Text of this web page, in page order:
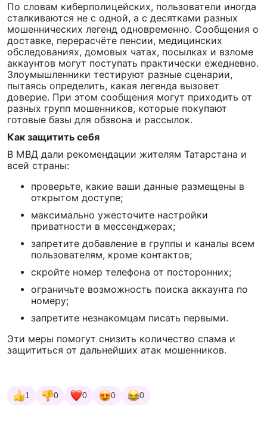
По словам киберполицейских, пользователи иногда
сталкиваются не с одной, а с десятками разных
мошеннических легенд одновременно. Сообщения о
доставке, перерасчёте пенсии, медицинских
обследованиях, домовых чатах, посылках и взломе
аккаунтов могут поступать практически ежедневно.
Злоумышленники тестируют разные сценарии,
пытаясь определить, какая легенда вызовет
доверие. При этом сообщения могут приходить от
разных групп мошенников, которые покупают
готовые базы для обзвона и рассылок.
Как защитить себя
В МВД дали рекомендации жителям Татарстана и
всей страны:
проверьте, какие ваши данные размещены в
открытом доступе;
максимально ужесточите настройки
приватности в мессенджерах;
запретите добавление в группы и каналы всем
пользователям, кроме контактов;
скройте номер телефона от посторонних;
ограничьте возможность поиска аккаунта по
номеру;
запретите незнакомцам писать первыми.
Эти меры помогут снизить количество спама и
защититься от дальнейших атак мошенников.
1 0 0 0 0